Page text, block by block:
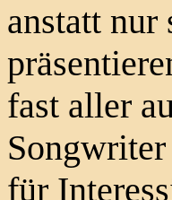
anstatt nur
fast aller
für